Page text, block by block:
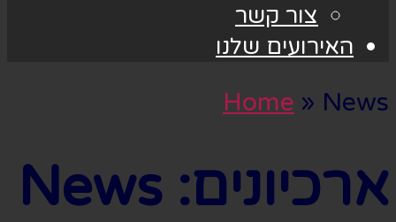
צור קשר
האירועים שלנו
Home » News
ארכיונים: News